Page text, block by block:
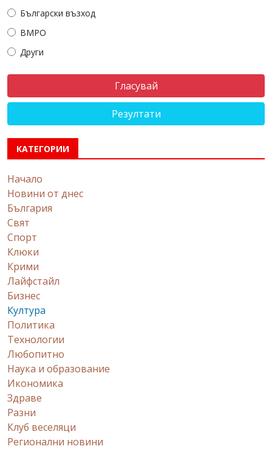
Български възход
ВМРО
Други
Резултати
КАТЕГОРИИ
Начало
Новини от днес
България
Свят
Спорт
Клюки
Крими
Лайфстайл
Бизнес
Култура
Политика
Технологии
Любопитно
Наука и образование
Икономика
Здраве
Разни
Клуб веселяци
Регионални новини